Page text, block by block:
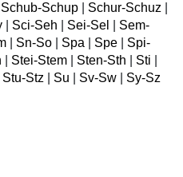
Schub-Schup Schur-Schuz
Sci-Seh Sei-Sel
Sem-
Sn-So Spa Spe
Spi-
Stei-Stem Sten-Sth Sti
Stu-Stz Su Sv-Sw Sy-Sz